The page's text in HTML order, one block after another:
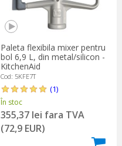
Paleta flexibila mixer pentru
bol 6,9 L, din metal/silicon -
KitchenAid
Cod: 5KFE7T
(1)
În stoc
355,37 lei fara TVA
(72,9 EUR)